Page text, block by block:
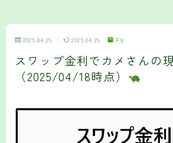
2025.04.26 2025.04.26 FX
スワップ金利でカメさんの
（2025/04/18時点）